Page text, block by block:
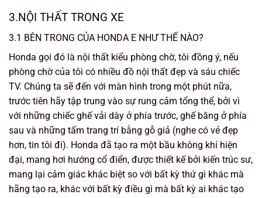
3.NỘI THẤT TRONG XE
3.1 BÊN TRONG CỦA HONDA E NHƯ THẾ NÀO?
Honda gọi đó là nội thất kiểu phòng chờ, tôi đồng ý, nếu
phòng chờ của tôi có nhiều đồ nội thất đẹp và sáu chiếc
TV. Chúng ta sẽ đến với màn hình trong một phút nữa,
trước tiên hãy tập trung vào sự rung cảm tổng thể, bởi vì
với những chiếc ghế vải dày ở phía trước, ghế băng ở phía
sau và những tấm trang trí bằng gỗ giả (nghe có vẻ đẹp
hơn, tin tôi đi). Honda đã tạo ra một bầu không khí hiện
đại, mang hơi hướng cổ điển, được thiết kế bởi kiến ​​trúc sư,
mang lại cảm giác khác biệt so với bất kỳ thứ gì khác mà
hãng tạo ra, khác với bất kỳ điều gì mà bất kỳ ai khác tạo